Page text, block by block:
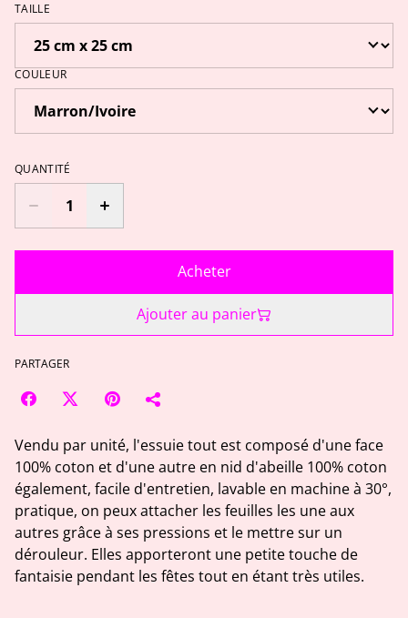
TAILLE
COULEUR
QUANTITÉ
Acheter
Ajouter au panier
PARTAGER
Vendu par unité, l'essuie tout est composé d'une face
100% coton et d'une autre en nid d'abeille 100% coton
également, facile d'entretien, lavable en machine à 30°,
pratique, on peux attacher les feuilles les une aux
autres grâce à ses pressions et le mettre sur un
dérouleur. Elles apporteront une petite touche de
fantaisie pendant les fêtes tout en étant très utiles.